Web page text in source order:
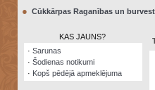
Šodienas
notikumi
● Cūkkārpas Raganības un
KAS JAUNS?
·Sarunas
·Šodienas notikumi
· Kopš pēdējā apmeklējuma